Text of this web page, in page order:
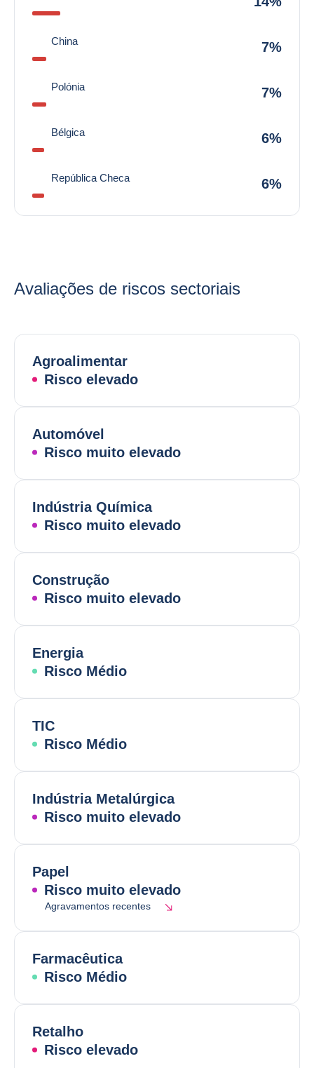
China 7%
Polónia 7%
Bélgica 6%
República Checa 6%
Avaliações de riscos sectoriais
Agroalimentar
Risco elevado
Automóvel
Risco muito elevado
Indústria Química
Risco muito elevado
Construção
Risco muito elevado
Energia
Risco Médio
TIC
Risco Médio
Indústria Metalúrgica
Risco muito elevado
Papel
Risco muito elevado
Agravamentos recentes
Farmacêutica
Risco Médio
Retalho
Risco elevado